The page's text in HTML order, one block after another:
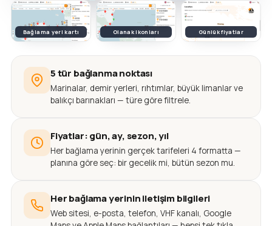
Bağlama yeri kartı Olanak ikonları Günlük fiyatlar
5 tür bağlanma noktası
Marinalar, demir yerleri, rıhtımlar, büyük limanlar ve
balıkçı barınakları — türe göre filtrele.
Fiyatlar: gün, ay, sezon, yıl
Her bağlama yerinin gerçek tarifeleri 4 formatta —
planına göre seç: bir gecelik mi, bütün sezon mu.
Her bağlama yerinin iletişim bilgileri
Web sitesi, e-posta, telefon, VHF kanalı, Google